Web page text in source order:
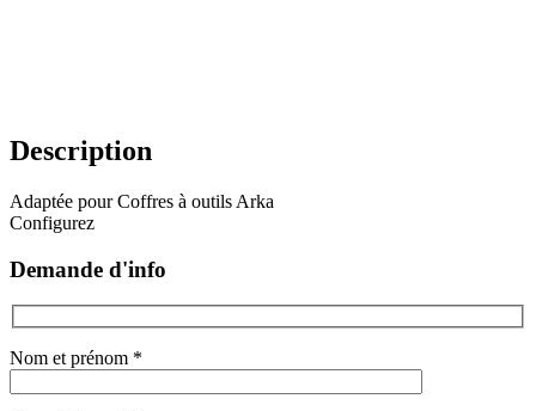
Description
Adaptée pour Coffres à outils Arka
Configurez
Demande d'info
Nom et prénom *